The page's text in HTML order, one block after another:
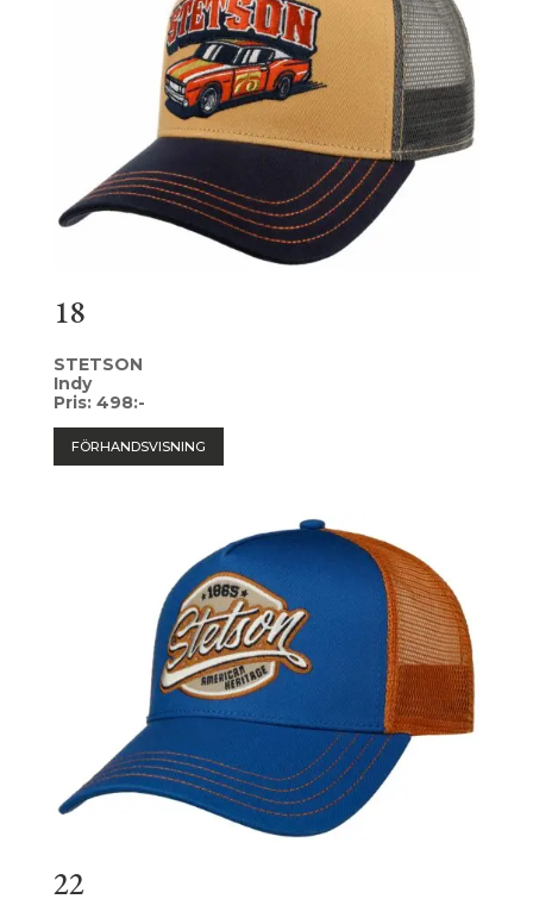
18
STETSON
Indy
Pris: 498:-
FÖRHANDSVISNING
22